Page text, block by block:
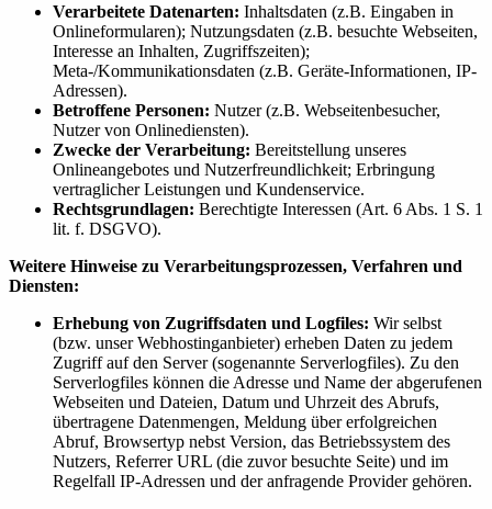
Verarbeitete Datenarten: Inhaltsdaten (z.B. Eingaben in
Onlineformularen); Nutzungsdaten (z.B. besuchte Webseiten,
Interesse an Inhalten, Zugriffszeiten);
Meta-/Kommunikationsdaten (z.B. Geräte-Informationen, IP-
Adressen).
Betroffene Personen: Nutzer (z.B. Webseitenbesucher,
Nutzer von Onlinediensten).
Zwecke der Verarbeitung: Bereitstellung unseres
Onlineangebotes und Nutzerfreundlichkeit; Erbringung
vertraglicher Leistungen und Kundenservice.
Rechtsgrundlagen: Berechtigte Interessen (Art. 6 Abs. 1 S. 1
lit. f. DSGVO).
Weitere Hinweise zu Verarbeitungsprozessen, Verfahren und
Diensten:
Erhebung von Zugriffsdaten und Logfiles: Wir selbst
(bzw. unser Webhostinganbieter) erheben Daten zu jedem
Zugriff auf den Server (sogenannte Serverlogfiles). Zu den
Serverlogfiles können die Adresse und Name der abgerufenen
Webseiten und Dateien, Datum und Uhrzeit des Abrufs,
übertragene Datenmengen, Meldung über erfolgreichen
Abruf, Browsertyp nebst Version, das Betriebssystem des
Nutzers, Referrer URL (die zuvor besuchte Seite) und im
Regelfall IP-Adressen und der anfragende Provider gehören.